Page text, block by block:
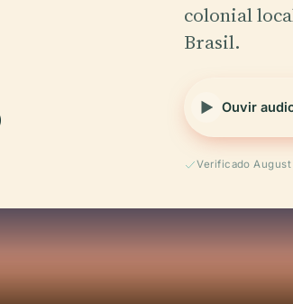
colonial
Brasil.
Ouvir
Verificado